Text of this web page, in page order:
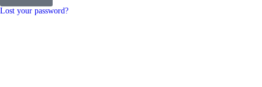
Lost your password?